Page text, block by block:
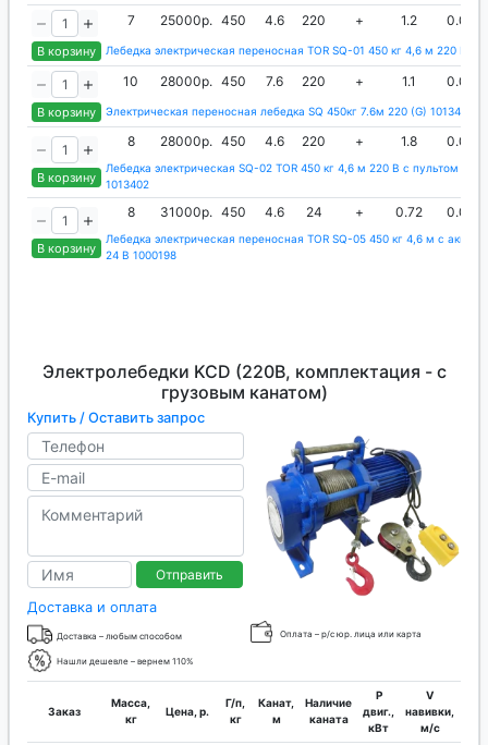
В корзину
7 25000р. 450 4.6 220 + 1.2 0.08
Лебедка электрическая переносная TOR SQ-01 450 кг 4,6 м 220 В
В корзину
10 28000р. 450 7.6 220 + 1.1 0.07
Электрическая переносная лебедка SQ 450кг 7.6м 220 (G) 1013401
В корзину
8 28000р. 450 4.6 220 + 1.8 0.08
Лебедка электрическая SQ-02 TOR 450 кг 4,6 м 220 В с пультом
1013402
В корзину
8 31000р. 450 4.6 24 + 0.72 0.08
Лебедка электрическая переносная TOR SQ-05 450 кг 4,6 м с
24 В 1000198
Электролебедки KCD (220В, комплектация - с
грузовым канатом)
Купить / Оставить запрос
Отправить
Доставка и оплата
Доставка – любым способом Оплата – р/с юр. лица или карта
Нашли дешевле – вернем 110%
Заказ
Масса,
кг
Цена, р.
Г/п,
кг
Канат,
м
Наличие
каната
P
двиг.,
кВт
V
навивки,
м/с